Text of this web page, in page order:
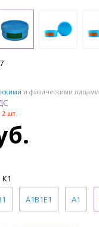
и физическими лицами
2 шт.
К1
А1В1Е1 А1